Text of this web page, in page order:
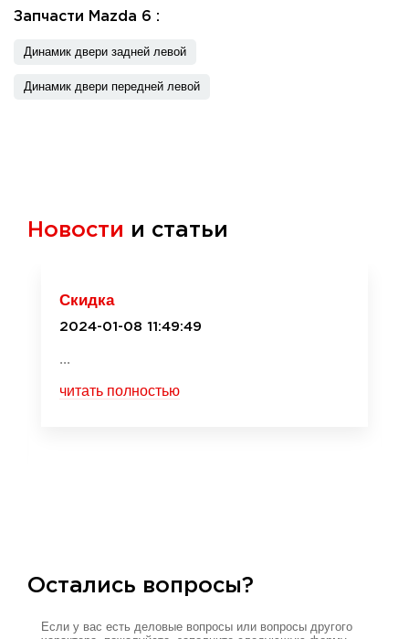
Запчасти Mazda 6 :
Динамик двери задней левой
Динамик двери передней левой
Новости и статьи
Скидка
2024-01-08 11:49:49
...
читать полностью
Остались вопросы?
Если у вас есть деловые вопросы или вопросы другого